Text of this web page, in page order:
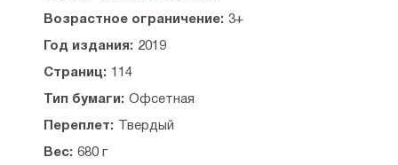
Возрастное ограничение: 3+
Год издания: 2019
Страниц: 114
Тип бумаги: Офсетная
Переплет: Твердый
Вес: 680 г